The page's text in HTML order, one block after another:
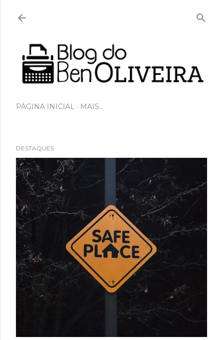
PÁGINA INICIAL MAIS…
DESTAQUES